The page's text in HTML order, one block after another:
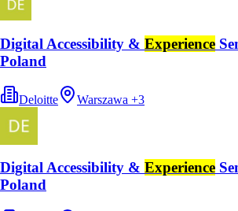
Digital Accessibility & Experience
Poland
Deloitte Warszawa +3
Digital Accessibility & Experience
Poland